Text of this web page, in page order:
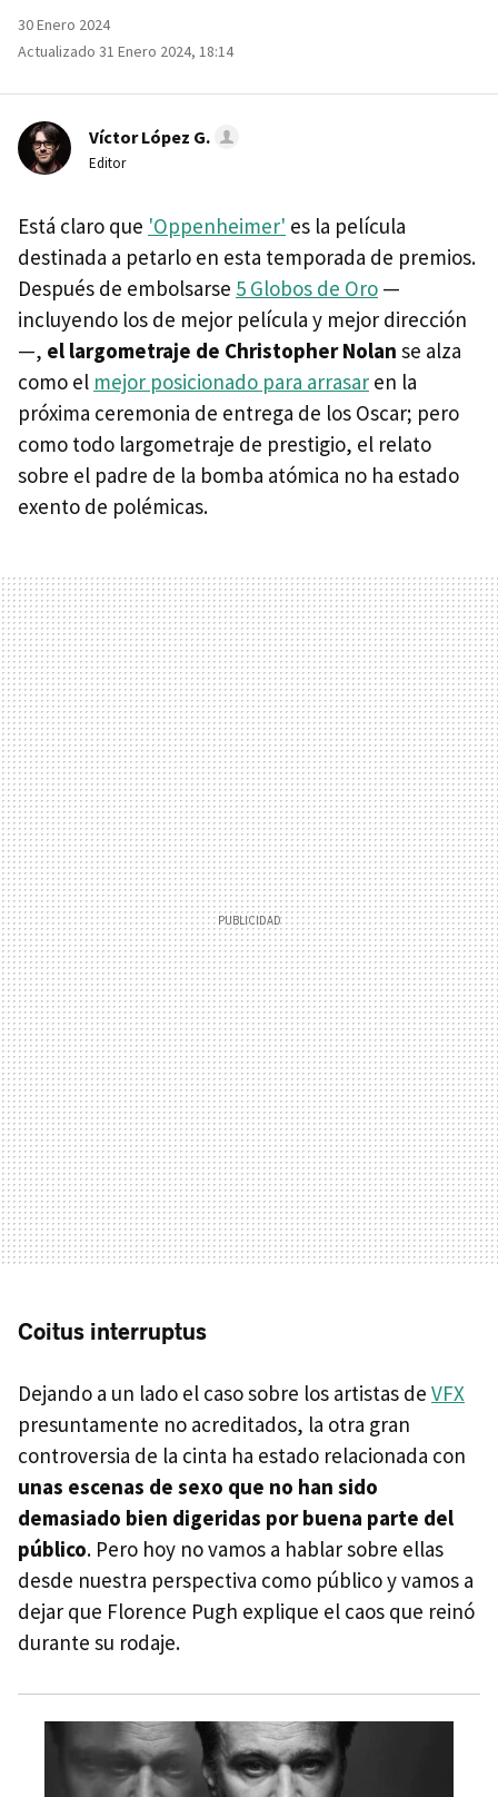
30 Enero 2024
Actualizado 31 Enero 2024, 18:14
Víctor López G.
Editor
Está claro que 'Oppenheimer' es la película
destinada a petarlo en esta temporada de premios.
Después de embolsarse 5 Globos de Oro —
incluyendo los de mejor película y mejor dirección
—, el largometraje de Christopher Nolan se alza
como el mejor posicionado para arrasar en la
próxima ceremonia de entrega de los Oscar; pero
como todo largometraje de prestigio, el relato
sobre el padre de la bomba atómica no ha estado
exento de polémicas.
Coitus interruptus
Dejando a un lado el caso sobre los artistas de VFX
presuntamente no acreditados, la otra gran
controversia de la cinta ha estado relacionada con
unas escenas de sexo que no han sido
demasiado bien digeridas por buena parte del
público. Pero hoy no vamos a hablar sobre ellas
desde nuestra perspectiva como público y vamos a
dejar que Florence Pugh explique el caos que reinó
durante su rodaje.